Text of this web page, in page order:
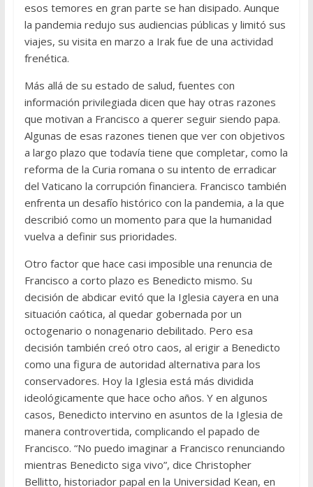
esos temores en gran parte se han disipado. Aunque
la pandemia redujo sus audiencias públicas y limitó sus
viajes, su visita en marzo a Irak fue de una actividad
frenética.
Más allá de su estado de salud, fuentes con
información privilegiada dicen que hay otras razones
que motivan a Francisco a querer seguir siendo papa.
Algunas de esas razones tienen que ver con objetivos
a largo plazo que todavía tiene que completar, como la
reforma de la Curia romana o su intento de erradicar
del Vaticano la corrupción financiera. Francisco también
enfrenta un desafío histórico con la pandemia, a la que
describió como un momento para que la humanidad
vuelva a definir sus prioridades.
Otro factor que hace casi imposible una renuncia de
Francisco a corto plazo es Benedicto mismo. Su
decisión de abdicar evitó que la Iglesia cayera en una
situación caótica, al quedar gobernada por un
octogenario o nonagenario debilitado. Pero esa
decisión también creó otro caos, al erigir a Benedicto
como una figura de autoridad alternativa para los
conservadores. Hoy la Iglesia está más dividida
ideológicamente que hace ocho años. Y en algunos
casos, Benedicto intervino en asuntos de la Iglesia de
manera controvertida, complicando el papado de
Francisco. “No puedo imaginar a Francisco renunciando
mientras Benedicto siga vivo”, dice Christopher
Bellitto, historiador papal en la Universidad Kean, en